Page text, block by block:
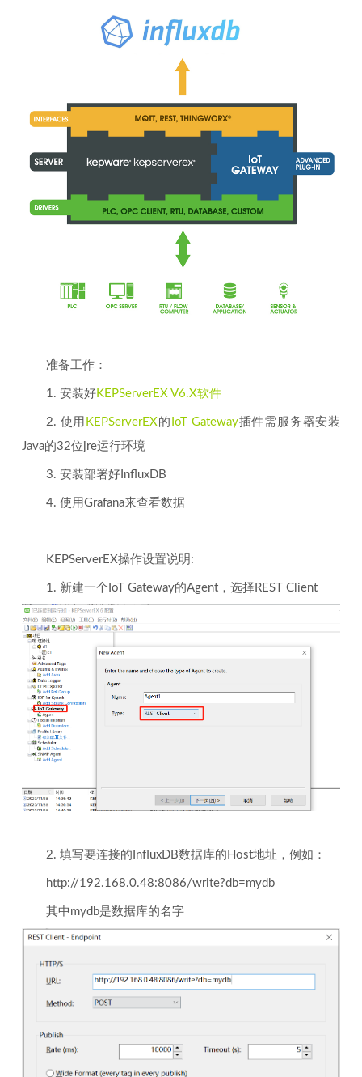
准备工作：
1. 安装好KEPServerEX V6.X软件
2. 使用 KEPServerEX 的 IoT Gateway插件需服务器安装
Java的32位jre运行环境
3. 安装部署好InfluxDB
4. 使用Grafana来查看数据
KEPServerEX操作设置说明:
1. 新建一个IoT Gateway的Agent，选择REST Client
2. 填写要连接的InfluxDB数据库的Host地址，例如：
http://192.168.0.48:8086/write?db=mydb
其中mydb是数据库的名字